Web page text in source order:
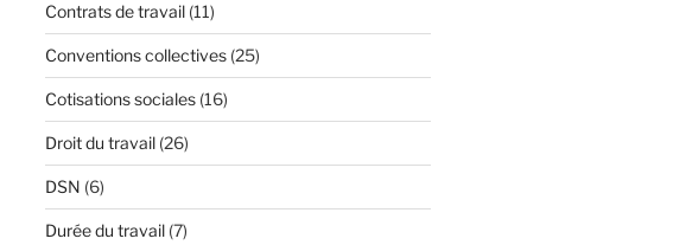
Contrats de travail(11)
Conventions collectives(25)
Cotisations sociales(16)
Droit du travail(26)
DSN (6)
Durée du travail(7)